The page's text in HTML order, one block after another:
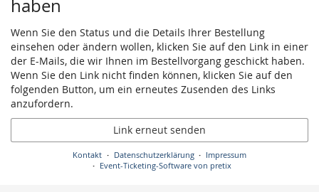
haben
Wenn Sie den Status und die Details Ihrer Bestellung
einsehen oder ändern wollen, klicken Sie auf den Link in einer
der E-Mails, die wir Ihnen im Bestellvorgang geschickt haben.
Wenn Sie den Link nicht finden können, klicken Sie auf den
folgenden Button, um ein erneutes Zusenden des Links
anzufordern.
Link erneut senden
Kontakt Datenschutzerklärung
Impressum
Event-Ticketing-Software von pretix